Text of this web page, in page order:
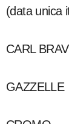
(data unica
CARL
GAZZELLE